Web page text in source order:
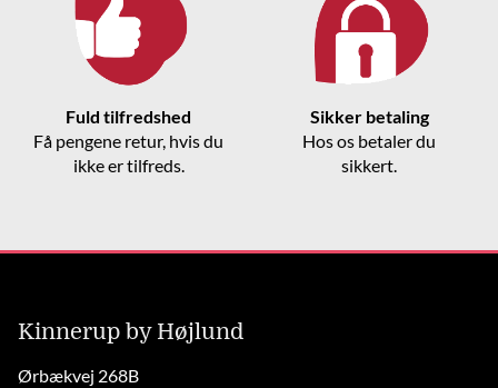
Fuld tilfredshed
Få pengene retur, hvis du
ikke er tilfreds.
Sikker betaling
Hos os betaler du
sikkert.
Kinnerup by Højlund
Ørbækvej 268B